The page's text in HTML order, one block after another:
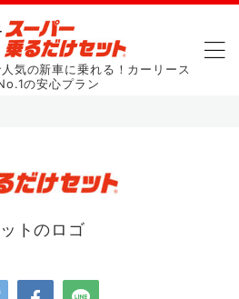
気の新車に乗れる！カーリース
の安心プラン
トのロゴ